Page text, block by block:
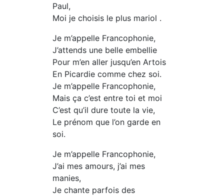
Paul,
Moi je choisis le plus mariol .
Je m’appelle Francophonie,
J’attends une belle embellie
Pour m’en aller jusqu’en Artois
En Picardie comme chez soi.
Je m’appelle Francophonie,
Mais ça c’est entre toi et moi
C’est qu’il dure toute la vie,
Le prénom que l’on garde en
soi.
Je m’appelle Francophonie,
J’ai mes amours, j’ai mes
manies,
Je chante parfois des